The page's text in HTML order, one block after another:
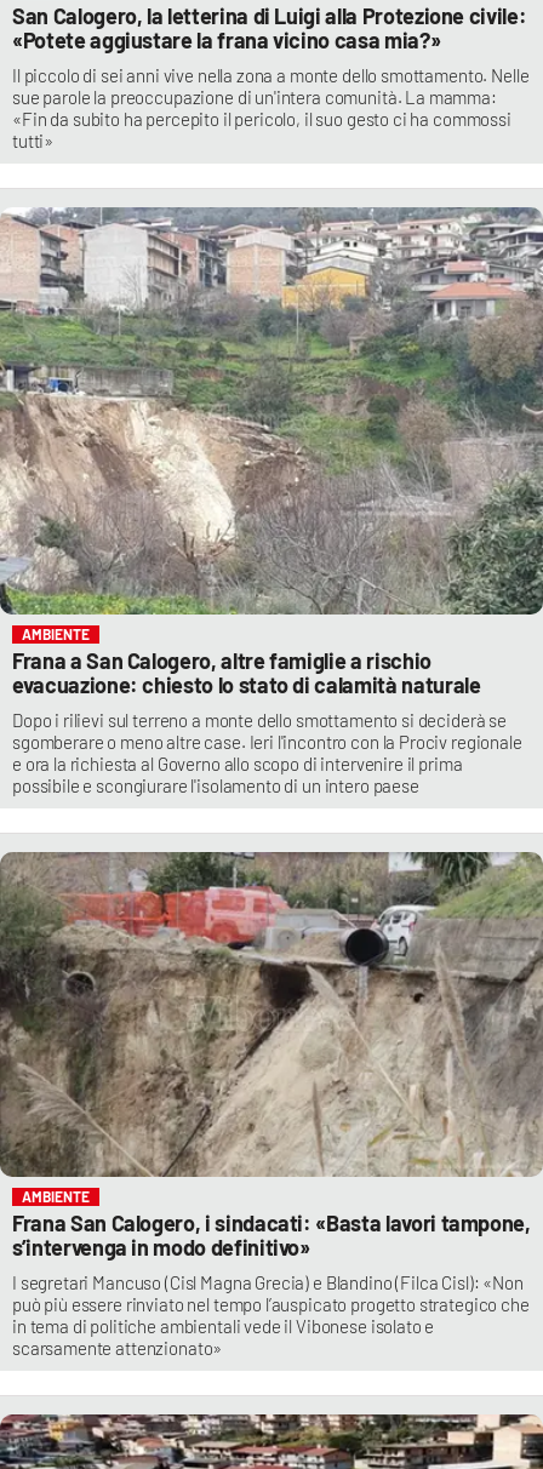
San Calogero, la letterina di Luigi alla Protezione civile:
«Potete aggiustare la frana vicino casa mia?»
Il piccolo di sei anni vive nella zona a monte dello smottamento. Nelle
sue parole la preoccupazione di un'intera comunità. La mamma:
«Fin da subito ha percepito il pericolo, il suo gesto ci ha commossi
tutti»
AMBIENTE
Frana a San Calogero, altre famiglie a rischio
evacuazione: chiesto lo stato di calamità naturale
Dopo i rilievi sul terreno a monte dello smottamento si deciderà se
sgomberare o meno altre case. Ieri l'incontro con la Prociv regionale
e ora la richiesta al Governo allo scopo di intervenire il prima
possibile e scongiurare l'isolamento di un intero paese
AMBIENTE
Frana San Calogero, i sindacati: «Basta lavori tampone,
s’intervenga in modo definitivo»
I segretari Mancuso (Cisl Magna Grecia) e Blandino (Filca Cisl): «Non
può più essere rinviato nel tempo l’auspicato progetto strategico che
in tema di politiche ambientali vede il Vibonese isolato e
scarsamente attenzionato»